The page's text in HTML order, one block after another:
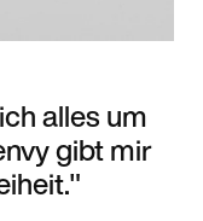
alles um
gibt mir